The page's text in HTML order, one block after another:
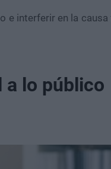
e interferir en la
a lo público